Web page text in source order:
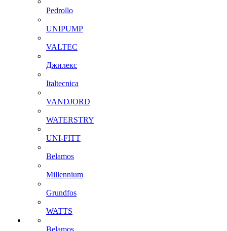
Pedrollo
UNIPUMP
VALTEC
Джилекс
Italtecnica
VANDJORD
WATERSTRY
UNI-FITT
Belamos
Millennium
Grundfos
WATTS
Belamos